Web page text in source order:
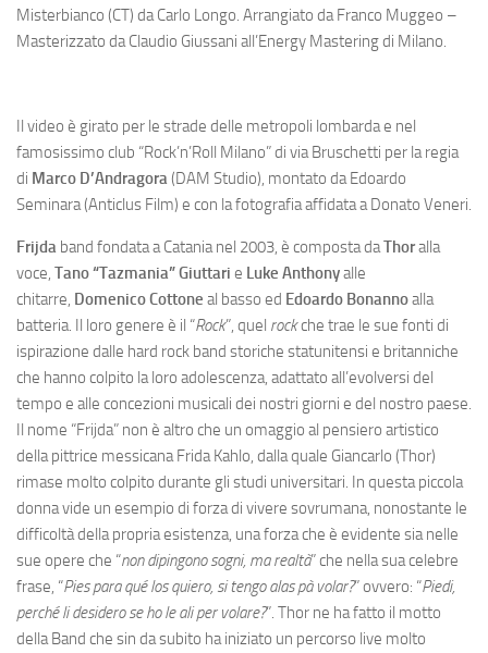
Misterbianco (CT) da Carlo Longo. Arrangiato da Franco Muggeo –
Masterizzato da Claudio Giussani all’Energy Mastering di Milano.
Il video è girato per le strade delle metropoli lombarda e nel
famosissimo club “Rock’n’Roll Milano” di via Bruschetti per la regia
di Marco D’Andragora(DAM Studio), montato da Edoardo
Seminara (Anticlus Film) e con la fotografia affidata a Donato Veneri.
Frijda band fondata a Catania nel 2003, è composta daThoralla
voce, Tano “Tazmania” Giuttari e Luke Anthonyalle
chitarre, Domenico Cottone al basso ed Edoardo Bonannoalla
batteria. Il loro genere è il “Rock”, quel rockche trae le sue fonti di
ispirazione dalle hard rock band storiche statunitensi e britanniche
che hanno colpito la loro adolescenza, adattato all’evolversi del
tempo e alle concezioni musicali dei nostri giorni e del nostro paese.
Il nome “Frijda” non è altro che un omaggio al pensiero artistico
della pittrice messicana Frida Kahlo, dalla quale Giancarlo (Thor)
rimase molto colpito durante gli studi universitari. In questa piccola
donna vide un esempio di forza di vivere sovrumana, nonostante le
difficoltà della propria esistenza, una forza che è evidente sia nelle
sue opere che “non dipingono sogni, ma realtà” che nella sua celebre
frase, “Pies para qué los quiero, si tengo alas pà volar?” ovvero: “Piedi,
perché li desidero se ho le ali per volare?”. Thor ne ha fatto il motto
della Band che sin da subito ha iniziato un percorso live molto